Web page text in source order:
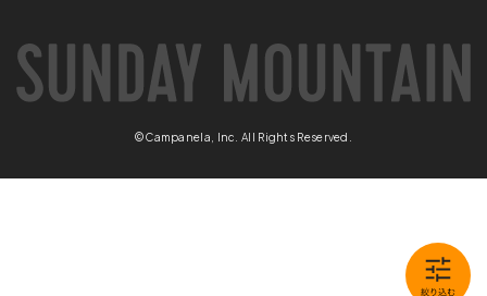
©Campanela, Inc. All Rights Reserved.